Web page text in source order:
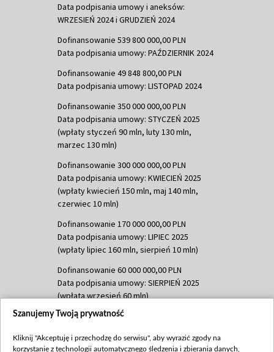
Data podpisania umowy i aneksów:
WRZESIEŃ 2024 i GRUDZIEŃ 2024
Dofinansowanie 539 800 000,00 PLN
Data podpisania umowy: PAŹDZIERNIK 2024
Dofinansowanie 49 848 800,00 PLN
Data podpisania umowy: LISTOPAD 2024
Dofinansowanie 350 000 000,00 PLN
Data podpisania umowy: STYCZEŃ 2025
(wpłaty styczeń 90 mln, luty 130 mln,
marzec 130 mln)
Dofinansowanie 300 000 000,00 PLN
Data podpisania umowy: KWIECIEŃ 2025
(wpłaty kwiecień 150 mln, maj 140 mln,
czerwiec 10 mln)
Dofinansowanie 170 000 000,00 PLN
Data podpisania umowy: LIPIEC 2025
(wpłaty lipiec 160 mln, sierpień 10 mln)
Dofinansowanie 60 000 000,00 PLN
Data podpisania umowy: SIERPIEŃ 2025
(wpłata wrzesień 60 mln)
Dofinansowanie 635 783 051,21 PLN
(wpłata wrzesień 100 mln, październik 350
Szanujemy Twoją prywatność
Kliknij "Akceptuję i przechodzę do serwisu", aby wyrazić zgody na
korzystanie z technologii automatycznego śledzenia i zbierania danych,